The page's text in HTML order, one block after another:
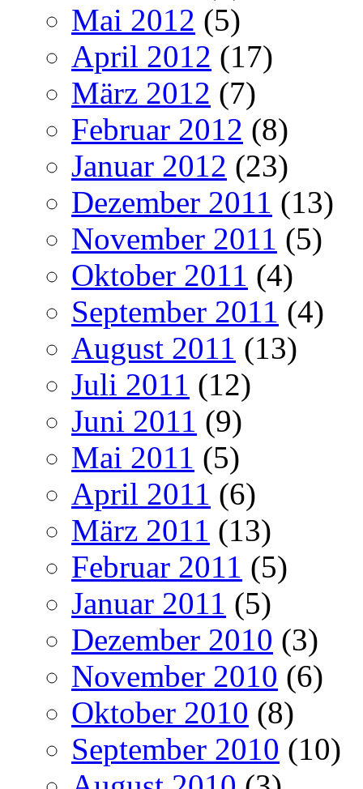
Mai 2012 (5)
April 2012 (17)
März 2012 (7)
Februar 2012 (8)
Januar 2012 (23)
Dezember 2011 (13)
November 2011 (5)
Oktober 2011 (4)
September 2011 (4)
August 2011 (13)
Juli 2011 (12)
Juni 2011 (9)
Mai 2011 (5)
April 2011 (6)
März 2011 (13)
Februar 2011 (5)
Januar 2011 (5)
Dezember 2010 (3)
November 2010 (6)
Oktober 2010 (8)
September 2010 (10)